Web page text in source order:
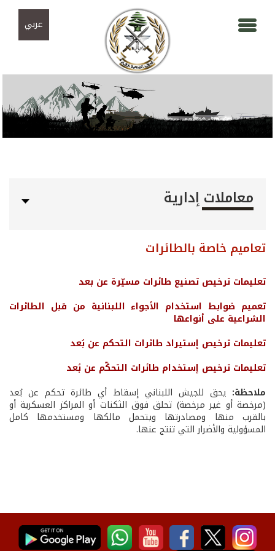
عربي
معاملات إدارية
تعاميم خاصة بالطائرات
تعليمات ترخيص تصنيع طائرات مسيّرة عن بعد
تعميم ضوابط استخدام الأجواء اللبنانية من قبل الطائرات
الشراعية على أنواعها
تعليمات ترخيص إستيراد طائرات التحكم عن بُعد
تعليمات ترخيص إستخدام طائرات التحكّم عن بُعد
ملاحظة: يحق للجيش اللبناني إسقاط أي طائرة تحكم عن بُعد
(مرخصة أو غير مرخصة) تحلق فوق الثكنات أو المراكز العسكرية أو
بالقرب منها ومصادرتها ويتحمل مالكها ومستخدمها كامل
المسؤولية والأضرار التي تنتج عنها.